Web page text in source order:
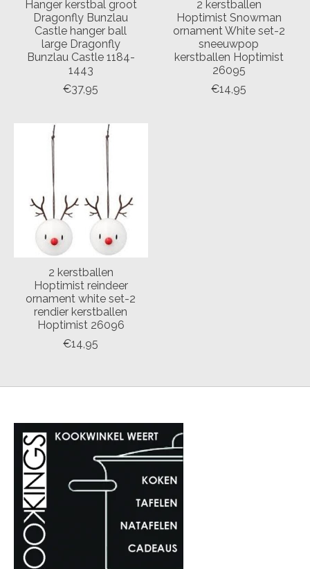
Hanger kerstbal groot
Dragonfly Bunzlau
Castle hanger ball
large Dragonfly
Bunzlau Castle 1184-
1443
€37,95
2 kerstballen
Hoptimist Snowman
ornament White set-2
sneeuwpop
kerstballen Hoptimist
26095
€14,95
2 kerstballen
Hoptimist reindeer
ornament white set-2
rendier kerstballen
Hoptimist 26096
€14,95